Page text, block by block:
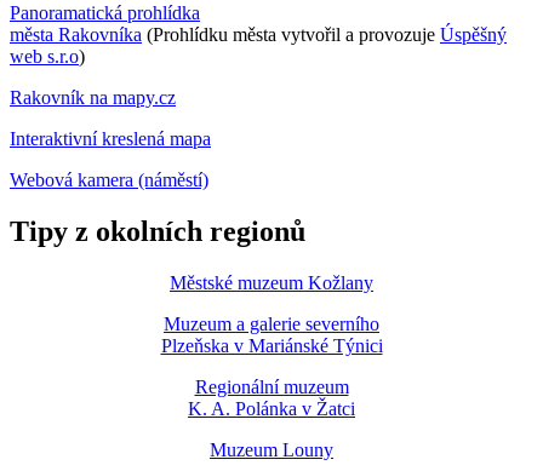
Panoramatická prohlídka
města Rakovníka (Prohlídku města vytvořil a provozuje Úspěšný
web s.r.o)
Rakovník na mapy.cz
Interaktivní kreslená mapa
Webová kamera (náměstí)
Tipy z okolních regionů
Městské muzeum Kožlany
Muzeum a galerie severního
Plzeňska v Mariánské Týnici
Regionální muzeum
K. A. Polánka v Žatci
Muzeum Louny